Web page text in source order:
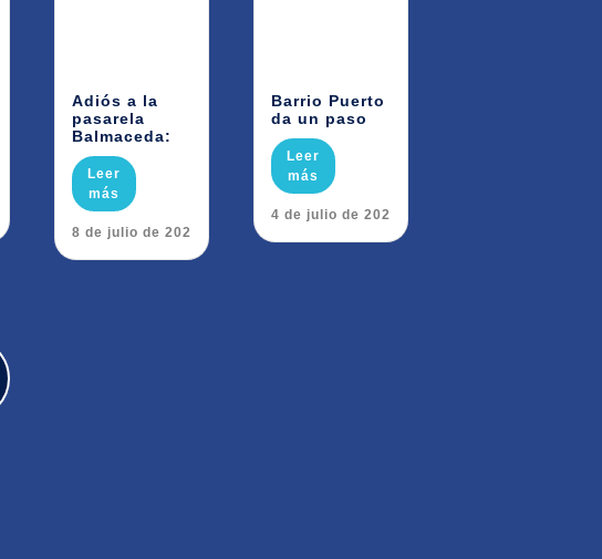
Adiós a la
pasarela
Balmaceda:
Leer
más
28 de julio de 2026
Barrio Puerto
da un paso
Leer
más
24 de julio de 2026